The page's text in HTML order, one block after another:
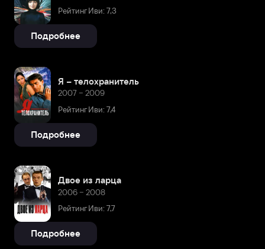
Рейтинг Иви: 7,3
Подробнее
Я – телохранитель
2007 – 2009
Рейтинг Иви: 7,4
Подробнее
Двое из ларца
2006 – 2008
Рейтинг Иви: 7,7
Подробнее